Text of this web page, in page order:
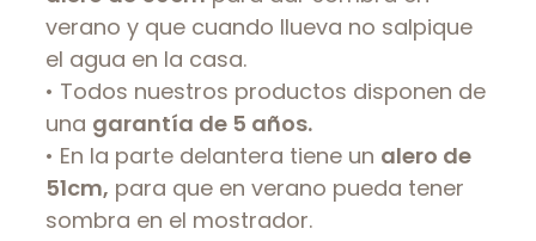
verano y que cuando llueva no salpique
el agua en la casa.
• Todos nuestros productos disponen de
una garantía de 5 años.
• En la parte delantera tiene un alero de
51cm, para que en verano pueda tener
sombra en el mostrador.